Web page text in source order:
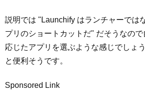
説明では "Launchify はランチャーでは
プリのショートカットだ" だそうなの
応じたアプリを選ぶような感じでしょ
と便利そうです。
Sponsored Link